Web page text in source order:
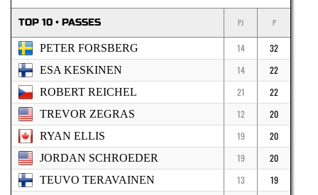
TOP 10 • PASSES PJ P
PETER FORSBERG 14
32
ESA KESKINEN
14
22
ROBERT REICHEL
21
22
TREVOR ZEGRAS
12
20
RYAN ELLIS
19
20
JORDAN SCHROEDER
19
20
TEUVO TERAVAINEN
13
19